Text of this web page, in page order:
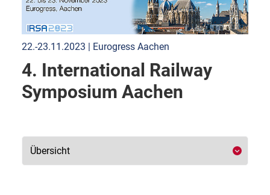
22.-23.11.2023 | Eurogress Aachen
4. International Railway
Symposium Aachen